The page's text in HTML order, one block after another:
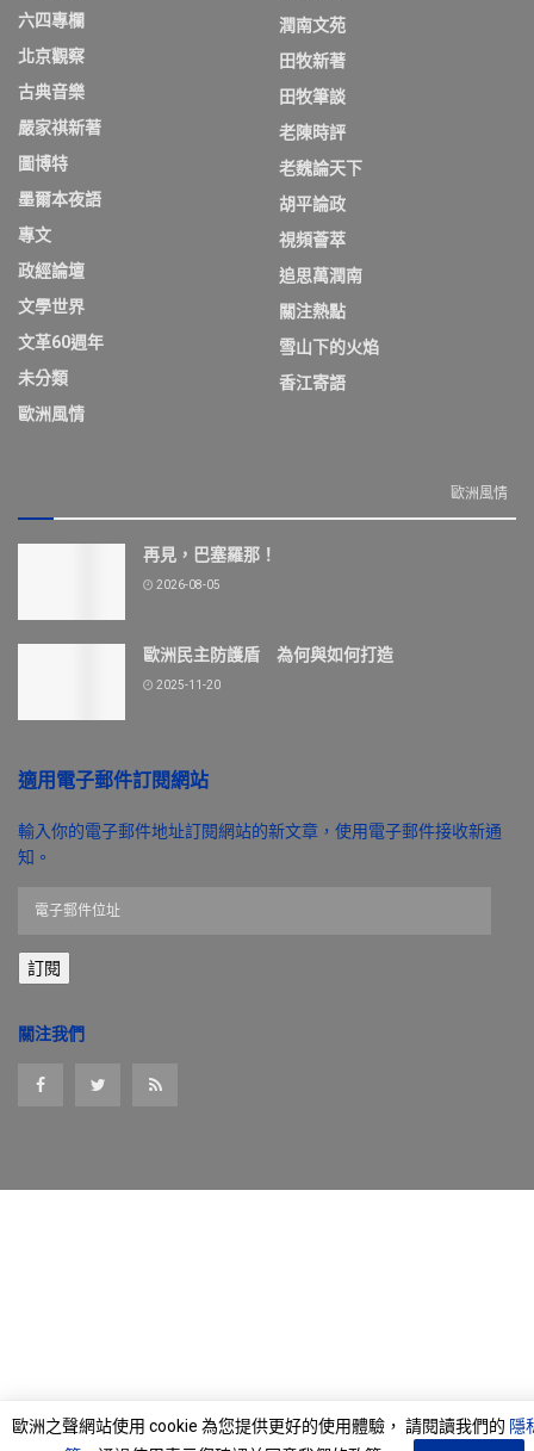
六四專欄
北京觀察
古典音樂
嚴家祺新著
圖博特
墨爾本夜語
專文
政經論壇
文學世界
文革60週年
未分類
歐洲風情
潤南文苑
田牧新著
田牧筆談
老陳時評
老魏論天下
胡平論政
視頻薈萃
追思萬潤南
關注熱點
雪山下的火焰
香江寄語
歐洲風情
再見，巴塞羅那！
2026-08-05
歐洲民主防護盾 為何與如何打造
2025-11-20
適用電子郵件訂閱網站
輸入你的電子郵件地址訂閱網站的新文章，使用電子郵件接收新通
知。
郵
件
址
訂閱
關注我們
歐洲之聲網站使用 cookie 為您提供更好的使用體驗， 請閱讀我們的 隱